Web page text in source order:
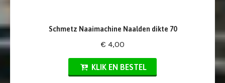
Schmetz Naaimachine Naalden dikte 70
€ 4,00
KLIK EN BESTEL